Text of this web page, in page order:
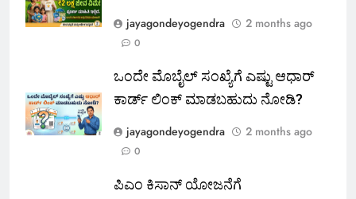
jayagondeyogendra
2 months ago
0
ಒಂದೇ ಮೊಬೈಲ್ ಸಂಖ್ಯೆಗೆ ಎಷ್ಟು ಆಧಾರ್
ಕಾರ್ಡ್ ಲಿಂಕ್ ಮಾಡಬಹುದು ನೋಡಿ?
jayagondeyogendra
2 months ago
0
ಪಿಎಂ ಕಿಸಾನ್ ಯೋಜನೆಗೆ